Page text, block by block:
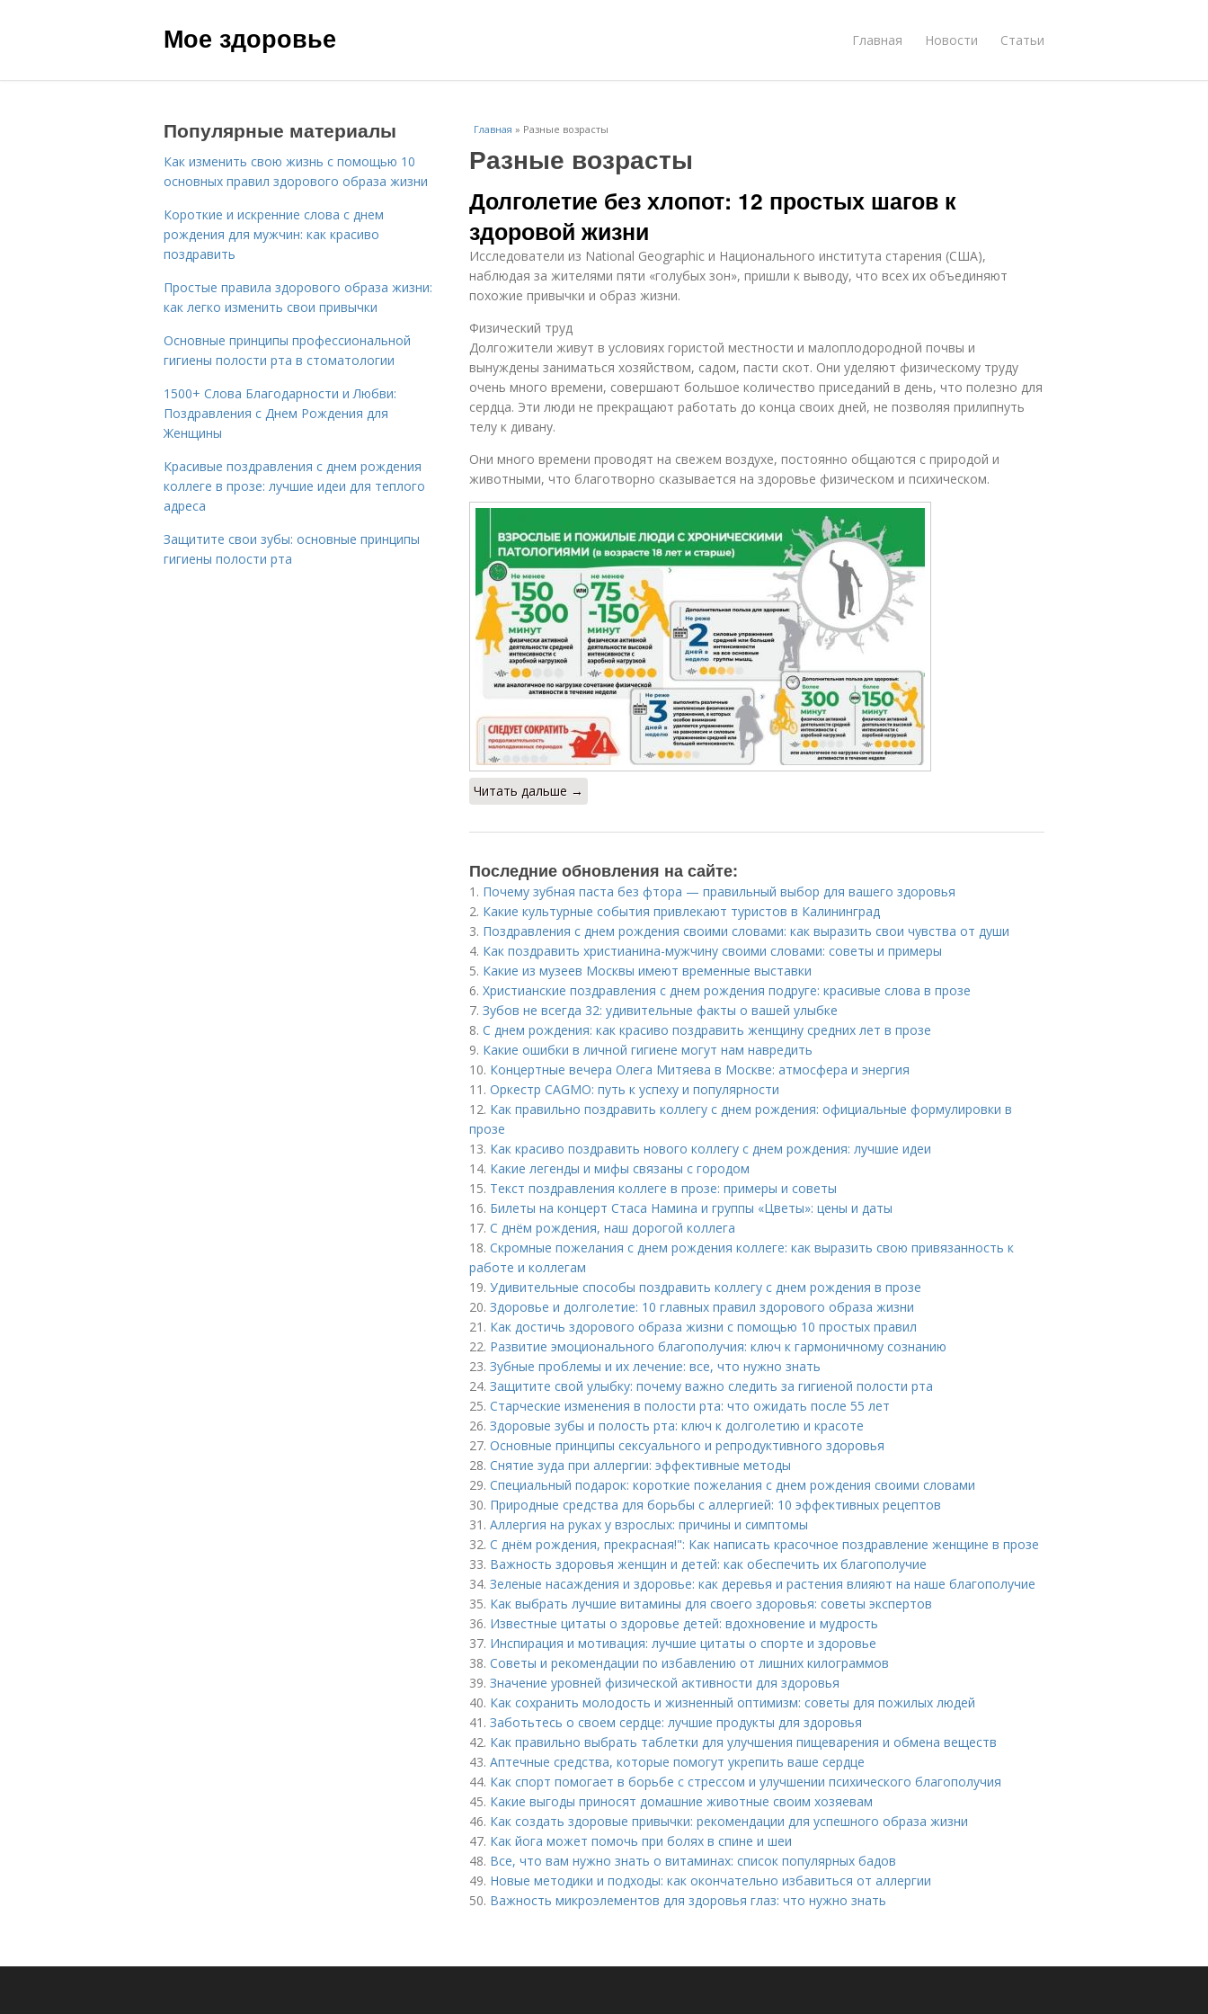
Мое здоровье Главная Новости Статьи
Главная » Разные возрасты
Разные возрасты
Долголетие без хлопот: 12 простых шагов к
здоровой жизни
Исследователи из National Geographic и Национального института старения (США),
наблюдая за жителями пяти «голубых зон», пришли к выводу, что всех их объединяют
похожие привычки и образ жизни.
Физический труд
Долгожители живут в условиях гористой местности и малоплодородной почвы и
вынуждены заниматься хозяйством, садом, пасти скот. Они уделяют физическому труду
очень много времени, совершают большое количество приседаний в день, что полезно для
сердца. Эти люди не прекращают работать до конца своих дней, не позволяя прилипнуть
телу к дивану.
Они много времени проводят на свежем воздухе, постоянно общаются с природой и
животными, что благотворно сказывается на здоровье физическом и психическом.
Читать дальше →
Последние обновления на сайте:
1. Почему зубная паста без фтора — правильный выбор для вашего здоровья
2. Какие культурные события привлекают туристов в Калининград
3. Поздравления с днем рождения своими словами: как выразить свои чувства от души
4. Как поздравить христианина-мужчину своими словами: советы и примеры
5. Какие из музеев Москвы имеют временные выставки
6. Христианские поздравления с днем рождения подруге: красивые слова в прозе
7. Зубов не всегда 32: удивительные факты о вашей улыбке
8. С днем рождения: как красиво поздравить женщину средних лет в прозе
9. Какие ошибки в личной гигиене могут нам навредить
10. Концертные вечера Олега Митяева в Москве: атмосфера и энергия
11. Оркестр CAGMO: путь к успеху и популярности
12. Как правильно поздравить коллегу с днем рождения: официальные формулировки в
прозе
13. Как красиво поздравить нового коллегу с днем рождения: лучшие идеи
14. Какие легенды и мифы связаны с городом
15. Текст поздравления коллеге в прозе: примеры и советы
16. Билеты на концерт Стаса Намина и группы «Цветы»: цены и даты
17. С днём рождения, наш дорогой коллега
18. Скромные пожелания с днем рождения коллеге: как выразить свою привязанность к
работе и коллегам
19. Удивительные способы поздравить коллегу с днем рождения в прозе
20. Здоровье и долголетие: 10 главных правил здорового образа жизни
21. Как достичь здорового образа жизни с помощью 10 простых правил
22. Развитие эмоционального благополучия: ключ к гармоничному сознанию
23. Зубные проблемы и их лечение: все, что нужно знать
24. Защитите свой улыбку: почему важно следить за гигиеной полости рта
25. Старческие изменения в полости рта: что ожидать после 55 лет
26. Здоровые зубы и полость рта: ключ к долголетию и красоте
27. Основные принципы сексуального и репродуктивного здоровья
28. Снятие зуда при аллергии: эффективные методы
29. Специальный подарок: короткие пожелания с днем рождения своими словами
30. Природные средства для борьбы с аллергией: 10 эффективных рецептов
31. Аллергия на руках у взрослых: причины и симптомы
32. С днём рождения, прекрасная!": Как написать красочное поздравление женщине в прозе
33. Важность здоровья женщин и детей: как обеспечить их благополучие
34. Зеленые насаждения и здоровье: как деревья и растения влияют на наше благополучие
35. Как выбрать лучшие витамины для своего здоровья: советы экспертов
36. Известные цитаты о здоровье детей: вдохновение и мудрость
37. Инспирация и мотивация: лучшие цитаты о спорте и здоровье
38. Советы и рекомендации по избавлению от лишних килограммов
39. Значение уровней физической активности для здоровья
40. Как сохранить молодость и жизненный оптимизм: советы для пожилых людей
41. Заботьтесь о своем сердце: лучшие продукты для здоровья
42. Как правильно выбрать таблетки для улучшения пищеварения и обмена веществ
43. Аптечные средства, которые помогут укрепить ваше сердце
44. Как спорт помогает в борьбе с стрессом и улучшении психического благополучия
45. Какие выгоды приносят домашние животные своим хозяевам
46. Как создать здоровые привычки: рекомендации для успешного образа жизни
47. Как йога может помочь при болях в спине и шеи
48. Все, что вам нужно знать о витаминах: список популярных бадов
49. Новые методики и подходы: как окончательно избавиться от аллергии
50. Важность микроэлементов для здоровья глаз: что нужно знать
Популярные материалы
Как изменить свою жизнь с помощью 10
основных правил здорового образа жизни
Короткие и искренние слова с днем
рождения для мужчин: как красиво
поздравить
Простые правила здорового образа жизни:
как легко изменить свои привычки
Основные принципы профессиональной
гигиены полости рта в стоматологии
1500+ Слова Благодарности и Любви:
Поздравления с Днем Рождения для
Женщины
Красивые поздравления с днем рождения
коллеге в прозе: лучшие идеи для теплого
адреса
Защитите свои зубы: основные принципы
гигиены полости рта